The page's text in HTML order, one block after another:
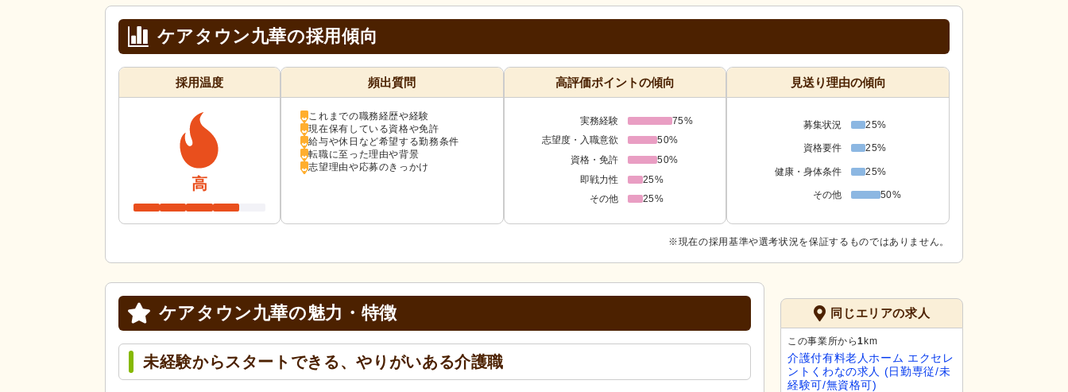
ケアタウン九華の採用傾向
採用温度
高
頻出質問
これまでの職務経歴や経験
現在保有している資格や免許
給与や休日など希望する勤務条件
転職に至った理由や背景
志望理由や応募のきっかけ
高評価ポイントの傾向
実務経験
75%
志望度・入職意欲
50%
資格・免許
50%
即戦力性
25%
その他
25%
見送り理由の傾向
募集状況 25%
資格要件 25%
健康・身体条件 25%
その他 50%
※現在の採用基準や選考状況を保証するものではありません。
ケアタウン九華の魅力・特徴
未経験からスタートできる、やりがいある介護職
同じエリアの求人
この事業所から1 km
介護付有料老人ホーム エクセレ
ントくわなの求人 (日勤専従/未
経験可/無資格可)